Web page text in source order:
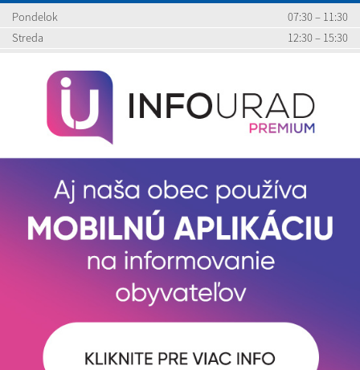
Pondelok
07:30 – 11:30
Streda
12:30 – 15:30